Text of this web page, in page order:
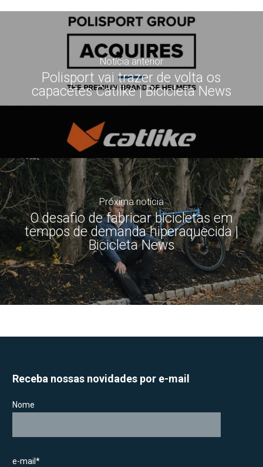
Notícia anterior
Polisport vai trazer de volta os
capacetes Catlike | Bicicleta News
Próxima notícia
O desafio de fabricar bicicletas em
tempos de demanda hiperaquecida |
Bicicleta News
Receba nossas novidades por e-mail
Nome
e-mail*